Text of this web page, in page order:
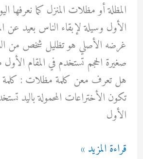
المظلة أو مظلات المنزل كما نعرفها
الأول وسيلة لإبقاء الناس بعيد عن
غرضه الأصلي هو تظليل شخص من
صغيرة الحجم تستخدم في المقام
هل تعرف معن كلمة مظلات :
تكون الأختراعات المحمولة باليد
الأول
مظلات
قراءة المزيد »